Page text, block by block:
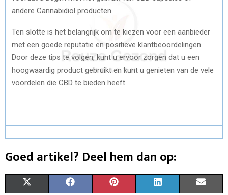
andere Cannabidiol producten.
Ten slotte is het belangrijk om te kiezen voor een aanbieder
met een goede reputatie en positieve klantbeoordelingen.
Door deze tips te volgen, kunt u ervoor zorgen dat u een
hoogwaardig product gebruikt en kunt u genieten van de vele
voordelen die CBD te bieden heeft.
Goed artikel? Deel hem dan op: